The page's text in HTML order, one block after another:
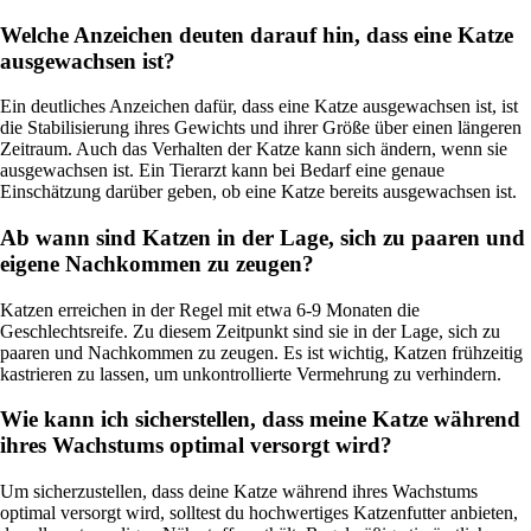
Welche Anzeichen deuten darauf hin, dass eine Katze
ausgewachsen ist?
Ein deutliches Anzeichen dafür, dass eine Katze ausgewachsen ist, ist
die Stabilisierung ihres Gewichts und ihrer Größe über einen längeren
Zeitraum. Auch das Verhalten der Katze kann sich ändern, wenn sie
ausgewachsen ist. Ein Tierarzt kann bei Bedarf eine genaue
Einschätzung darüber geben, ob eine Katze bereits ausgewachsen ist.
Ab wann sind Katzen in der Lage, sich zu paaren und
eigene Nachkommen zu zeugen?
Katzen erreichen in der Regel mit etwa 6-9 Monaten die
Geschlechtsreife. Zu diesem Zeitpunkt sind sie in der Lage, sich zu
paaren und Nachkommen zu zeugen. Es ist wichtig, Katzen frühzeitig
kastrieren zu lassen, um unkontrollierte Vermehrung zu verhindern.
Wie kann ich sicherstellen, dass meine Katze während
ihres Wachstums optimal versorgt wird?
Um sicherzustellen, dass deine Katze während ihres Wachstums
optimal versorgt wird, solltest du hochwertiges Katzenfutter anbieten,